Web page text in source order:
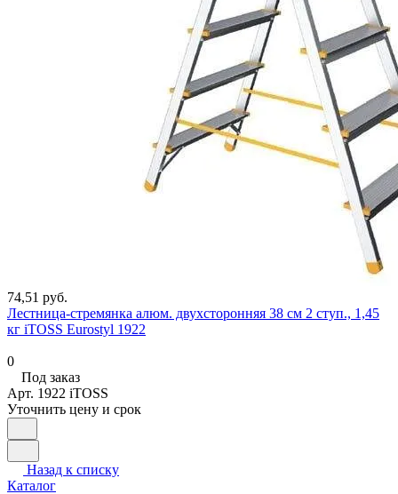
74,51 руб.
Лестница-стремянка алюм. двухсторонняя 38 см 2 ступ., 1,45
кг iTOSS Eurostyl 1922
0
Под заказ
Арт. 1922 iTOSS
Уточнить цену и срок
Назад к списку
Каталог